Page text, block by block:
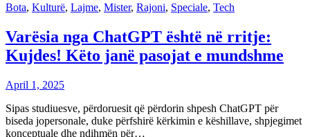
Bota, Kulturë, Lajme, Mister, Rajoni, Speciale, Tech
Varësia nga ChatGPT është në rritje:
Kujdes! Këto janë pasojat e mundshme
April 1, 2025
Sipas studiuesve, përdoruesit që përdorin shpesh ChatGPT për
biseda jopersonale, duke përfshirë kërkimin e këshillave, shpjegimet
konceptuale dhe ndihmën për…